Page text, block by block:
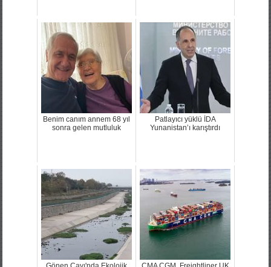
Benim canım annem 68 yıl
Patlayıcı yüklü İDA
Yunanistan’ı karıştırdı